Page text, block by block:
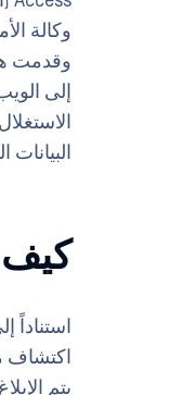
وكالة
وقدمت
إلى